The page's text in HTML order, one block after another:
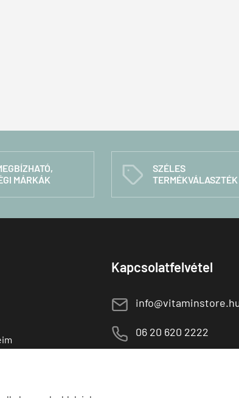
MÁRKÁK
C
SZÉLES
TERMÉKVÁLASZTÉK
Kapcsolatfelvétel
E
M 06 20 620 2222